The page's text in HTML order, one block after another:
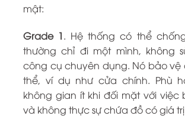
mật:
Grade 1. Hệ thống có thể
thường chỉ đi một mình, không
công cụ chuyên dụng. Nó bảo vệ
thể, ví dụ như cửa chính. Phù
không gian ít khi đối mặt với việc
và không thực sự chứa đồ có giá